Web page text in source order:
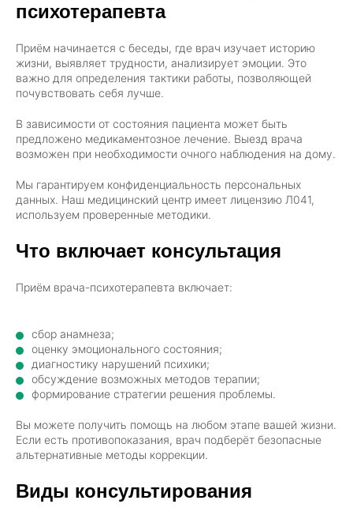
психотерапевта
Приём начинается с беседы, где врач изучает историю
жизни, выявляет трудности, анализирует эмоции. Это
важно для определения тактики работы, позволяющей
почувствовать себя лучше.
В зависимости от состояния пациента может быть
предложено медикаментозное лечение. Выезд врача
возможен при необходимости очного наблюдения на дому.
Мы гарантируем конфиденциальность персональных
данных. Наш медицинский центр имеет лицензию Л041,
используем проверенные методики.
Что включает консультация
Приём врача-психотерапевта включает:
сбор анамнеза;
оценку эмоционального состояния;
диагностику нарушений психики;
обсуждение возможных методов терапии;
формирование стратегии решения проблемы.
Вы можете получить помощь на любом этапе вашей жизни.
Если есть противопоказания, врач подберёт безопасные
альтернативные методы коррекции.
Виды консультирования